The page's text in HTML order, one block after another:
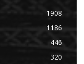
1908
1186
446
320